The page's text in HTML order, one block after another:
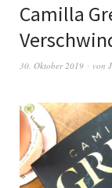
Camilla
30. Oktober 2019 von